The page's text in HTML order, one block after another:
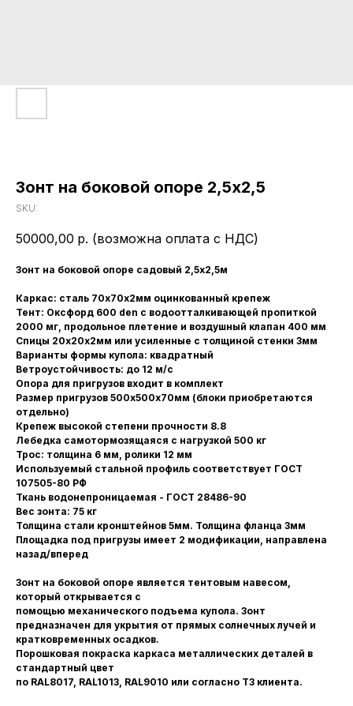
Зонт на боковой опоре 2,5x2,5
SKU:
50000,00 р. (возможна оплата с НДС)
Зонт на боковой опоре садовый 2,5х2,5м
Каркас: сталь 70х70х2мм оцинкованный крепеж
Тент: Оксфорд 600 den с водоотталкивающей пропиткой
2000 мг, продольное плетение и воздушный клапан 400 мм
Спицы 20х20х2мм или усиленные с толщиной стенки 3мм
Варианты формы купола: квадратный
Ветроустойчивость: до 12 м/с
Опора для пригрузов входит в комплект
Размер пригрузов 500х500х70мм (блоки приобретаются
отдельно)
Крепеж высокой степени прочности 8.8
Лебедка самотормозящаяся с нагрузкой 500 кг
Трос: толщина 6 мм, ролики 12 мм
Используемый стальной профиль соответствует ГОСТ
107505-80 РФ
Ткань водонепроницаемая - ГОСТ 28486-90
Вес зонта: 75 кг
Толщина стали кронштейнов 5мм. Толщина фланца 3мм
Площадка под пригрузы имеет 2 модификации, направлена
назад/вперед
Зонт на боковой опоре является тентовым навесом,
который открывается с
помощью механического подъема купола. Зонт
предназначен для укрытия от прямых солнечных лучей и
кратковременных осадков.
Порошковая покраска каркаса металлических деталей в
стандартный цвет
по RAL8017, RAL1013, RAL9010 или согласно ТЗ клиента.